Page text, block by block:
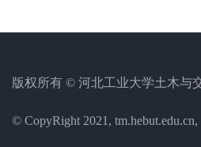
版权所有 © 河北工业大学土木与
© CopyRight 2021,